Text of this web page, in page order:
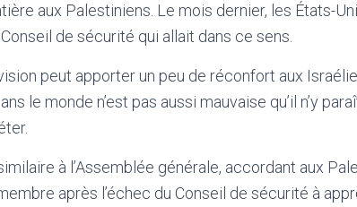
aux Palestiniens. Le mois dernier, les États-
de sécurité qui allait dans ce sens.
peut apporter un peu de réconfort aux
le monde n’est pas aussi mauvaise qu’il n’y
à l’Assemblée générale, accordant aux
après l’échec du Conseil de sécurité à